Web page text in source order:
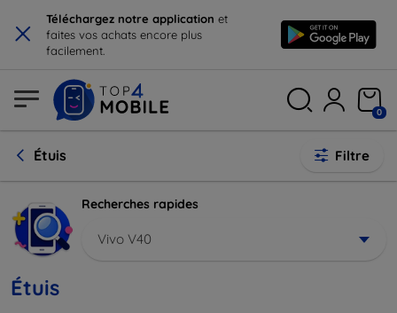
× Téléchargez notre application et
faites vos achats encore plus
facilement.
0
Étuis Filtre
Recherches rapides
Vivo V40
Étuis